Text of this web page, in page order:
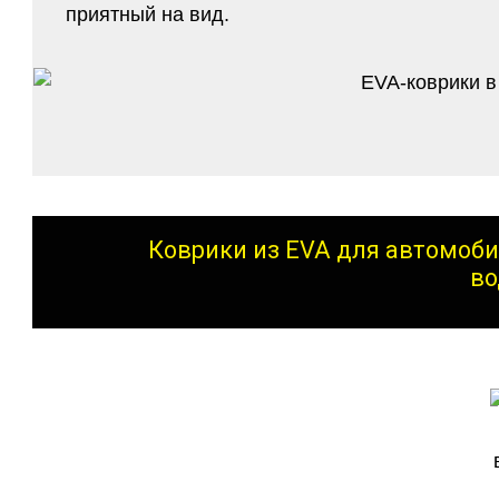
приятный на вид.
Коврики из EVA для